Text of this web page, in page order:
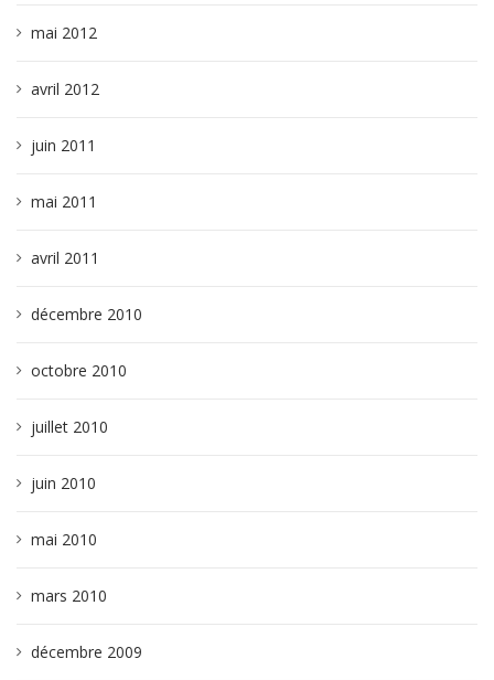
mai 2012
avril 2012
juin 2011
mai 2011
avril 2011
décembre 2010
octobre 2010
juillet 2010
juin 2010
mai 2010
mars 2010
décembre 2009